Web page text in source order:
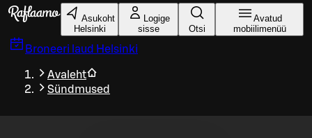
Liigu peamise sisu juurde
Asukoht
Helsinki
Logige
sisse
Otsi
Avatud
mobiilimenüü
Broneeri laud Helsinki
Avaleht
Sündmused